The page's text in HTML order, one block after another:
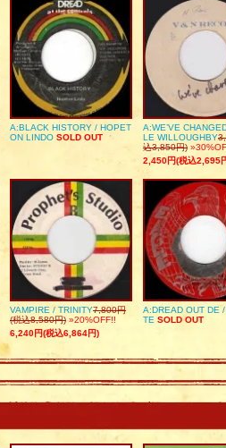
A:BLACK HISTORY / HOPET
ON LINDO SOLD OUT
A:WE’VE
LE WILLOUGHBY
込3,850円)
2,450円(税込2,695
VAMPIRE / TRINITY7,800円
(税込8,580円) »20%OFF!!
6,240円(税込6,864円)
A:DREAD OUT DE
TE SOLD OUT